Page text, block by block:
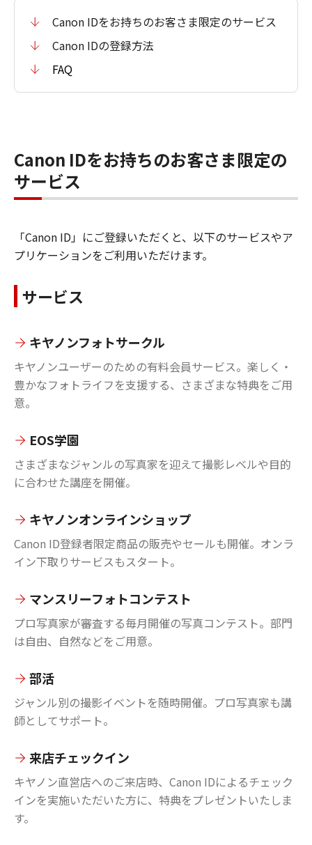
Canon IDをお持ちのお客さま限定のサービス
Canon IDの登録方法
FAQ
Canon IDをお持ちのお客さま限定の
サービス
「Canon ID」にご登録いただくと、以下のサービスやア
プリケーションをご利用いただけます。
サービス
キヤノンフォトサークル
キヤノンユーザーのための有料会員サービス。楽しく・
豊かなフォトライフを支援する、さまざまな特典をご用
意。
EOS学園
さまざまなジャンルの写真家を迎えて撮影レベルや目的
に合わせた講座を開催。
キヤノンオンラインショップ
Canon ID登録者限定商品の販売やセールも開催。オンラ
イン下取りサービスもスタート。
マンスリーフォトコンテスト
プロ写真家が審査する毎月開催の写真コンテスト。部門
は自由、自然などをご用意。
部活
ジャンル別の撮影イベントを随時開催。プロ写真家も講
師としてサポート。
来店チェックイン
キヤノン直営店へのご来店時、Canon IDによるチェック
インを実施いただいた方に、特典をプレゼントいたしま
す。